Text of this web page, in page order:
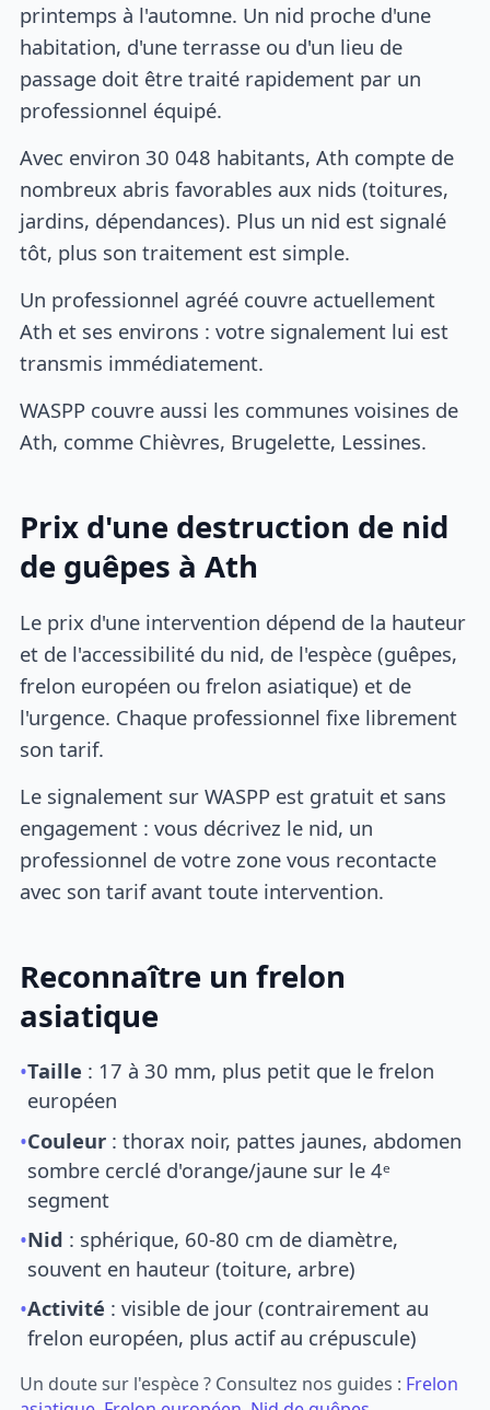
printemps à l'automne. Un nid proche d'une
habitation, d'une terrasse ou d'un lieu de
passage doit être traité rapidement par un
professionnel équipé.
Avec environ 30 048 habitants, Ath compte de
nombreux abris favorables aux nids (toitures,
jardins, dépendances). Plus un nid est signalé
tôt, plus son traitement est simple.
Un professionnel agréé couvre actuellement
Ath et ses environs : votre signalement lui est
transmis immédiatement.
WASPP couvre aussi les communes voisines de
Ath, comme Chièvres, Brugelette, Lessines.
Prix d'une destruction de nid
de guêpes à Ath
Le prix d'une intervention dépend de la hauteur
et de l'accessibilité du nid, de l'espèce (guêpes,
frelon européen ou frelon asiatique) et de
l'urgence. Chaque professionnel fixe librement
son tarif.
Le signalement sur WASPP est gratuit et sans
engagement : vous décrivez le nid, un
professionnel de votre zone vous recontacte
avec son tarif avant toute intervention.
Reconnaître un frelon
asiatique
•Taille : 17 à 30 mm, plus petit que le frelon
européen
•Couleur : thorax noir, pattes jaunes, abdomen
sombre cerclé d'orange/jaune sur le 4ᵉ
segment
•Nid : sphérique, 60-80 cm de diamètre,
souvent en hauteur (toiture, arbre)
•Activité : visible de jour (contrairement au
frelon européen, plus actif au crépuscule)
Un doute sur l'espèce ? Consultez nos guides : Frelon